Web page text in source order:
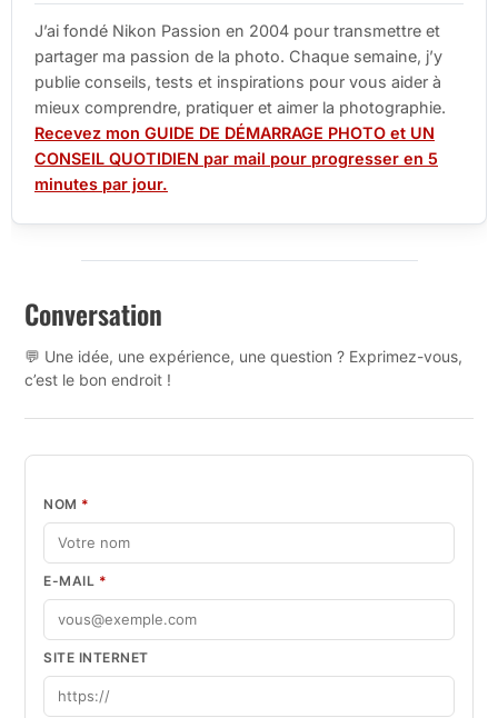
J’ai fondé Nikon Passion en 2004 pour transmettre et
partager ma passion de la photo. Chaque semaine, j’y
publie conseils, tests et inspirations pour vous aider à
mieux comprendre, pratiquer et aimer la photographie.
Recevez mon GUIDE DE DÉMARRAGE PHOTO et UN
CONSEIL QUOTIDIEN par mail pour progresser en 5
minutes par jour.
Conversation
💬 Une idée, une expérience, une question ? Exprimez-vous,
c’est le bon endroit !
NOM *
E-MAIL *
SITE INTERNET